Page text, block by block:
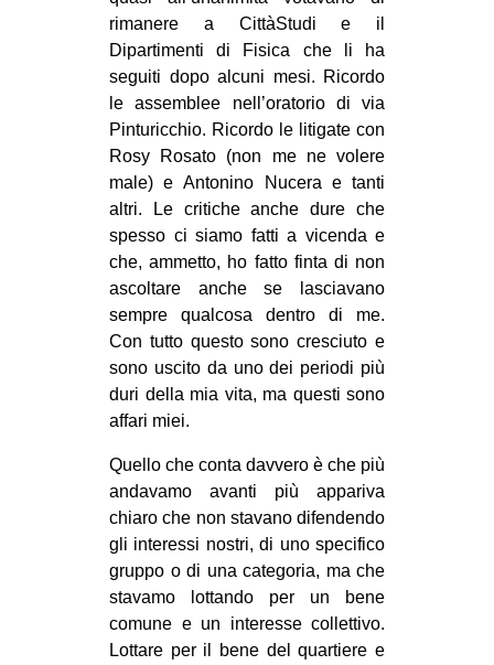
rimanere a CittàStudi e il
Dipartimenti di Fisica che li ha
seguiti dopo alcuni mesi. Ricordo
le assemblee nell’oratorio di via
Pinturicchio. Ricordo le litigate con
Rosy Rosato (non me ne volere
male) e Antonino Nucera e tanti
altri. Le critiche anche dure che
spesso ci siamo fatti a vicenda e
che, ammetto, ho fatto finta di non
ascoltare anche se lasciavano
sempre qualcosa dentro di me.
Con tutto questo sono cresciuto e
sono uscito da uno dei periodi più
duri della mia vita, ma questi sono
affari miei.
Quello che conta davvero è che più
andavamo avanti più appariva
chiaro che non stavano difendendo
gli interessi nostri, di uno specifico
gruppo o di una categoria, ma che
stavamo lottando per un bene
comune e un interesse collettivo.
Lottare per il bene del quartiere e